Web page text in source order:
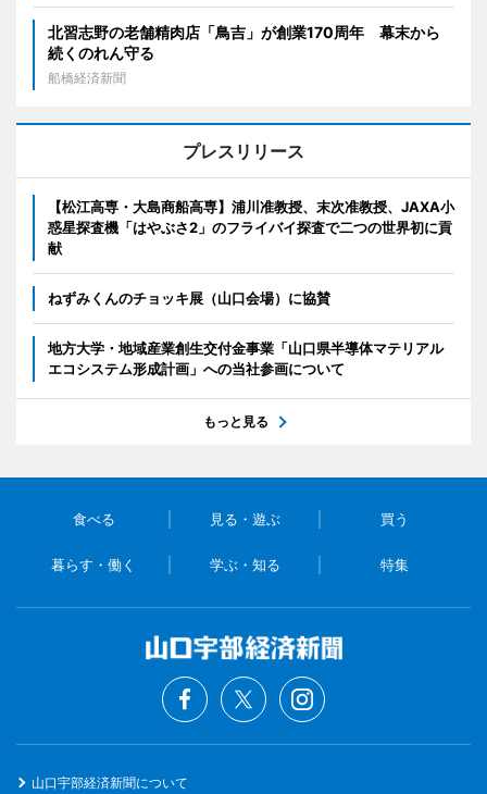
北習志野の老舗精肉店「鳥吉」が創業170周年 幕末から
続くのれん守る
船橋経済新聞
プレスリリース
【松江高専・大島商船高専】浦川准教授、末次准教授、JAXA小
惑星探査機「はやぶさ2」のフライバイ探査で二つの世界初に貢
献
ねずみくんのチョッキ展（山口会場）に協賛
地方大学・地域産業創生交付金事業「山口県半導体マテリアル
エコシステム形成計画」への当社参画について
もっと見る
食べる 見る・遊ぶ 買う
暮らす・働く 学ぶ・知る 特集
山口宇部経済新聞について